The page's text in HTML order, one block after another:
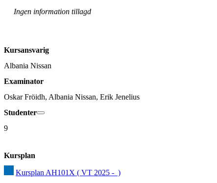
Ingen information tillagd
Kursansvarig
Albania Nissan
Examinator
Oskar Fröidh, Albania Nissan, Erik Jenelius
Studenter
9
Kursplan
Kursplan AH101X ( VT 2025 -  )